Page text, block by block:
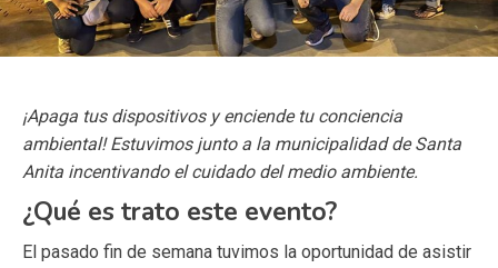
¡Apaga tus dispositivos y enciende tu conciencia
ambiental! Estuvimos junto a la municipalidad de Santa
Anita incentivando el cuidado del medio ambiente.
¿Qué es trato este evento?
El pasado fin de semana tuvimos la oportunidad de asistir